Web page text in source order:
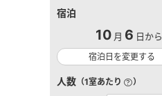
宿泊
10 月 6 日から
宿泊日を変更する
人数 （1室あたり ）